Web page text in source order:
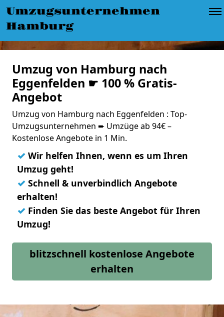
Umzugsunternehmen
Hamburg
Umzug von Hamburg nach
Eggenfelden ☛ 100 % Gratis-
Angebot
Umzug von Hamburg nach Eggenfelden : Top-
Umzugsunternehmen ➨ Umzüge ab 94€ –
Kostenlose Angebote in 1 Min.
✓ Wir helfen Ihnen, wenn es um Ihren
Umzug geht!
✓ Schnell & unverbindlich Angebote
erhalten!
✓ Finden Sie das beste Angebot für Ihren
Umzug!
blitzschnell kostenlose Angebote
erhalten